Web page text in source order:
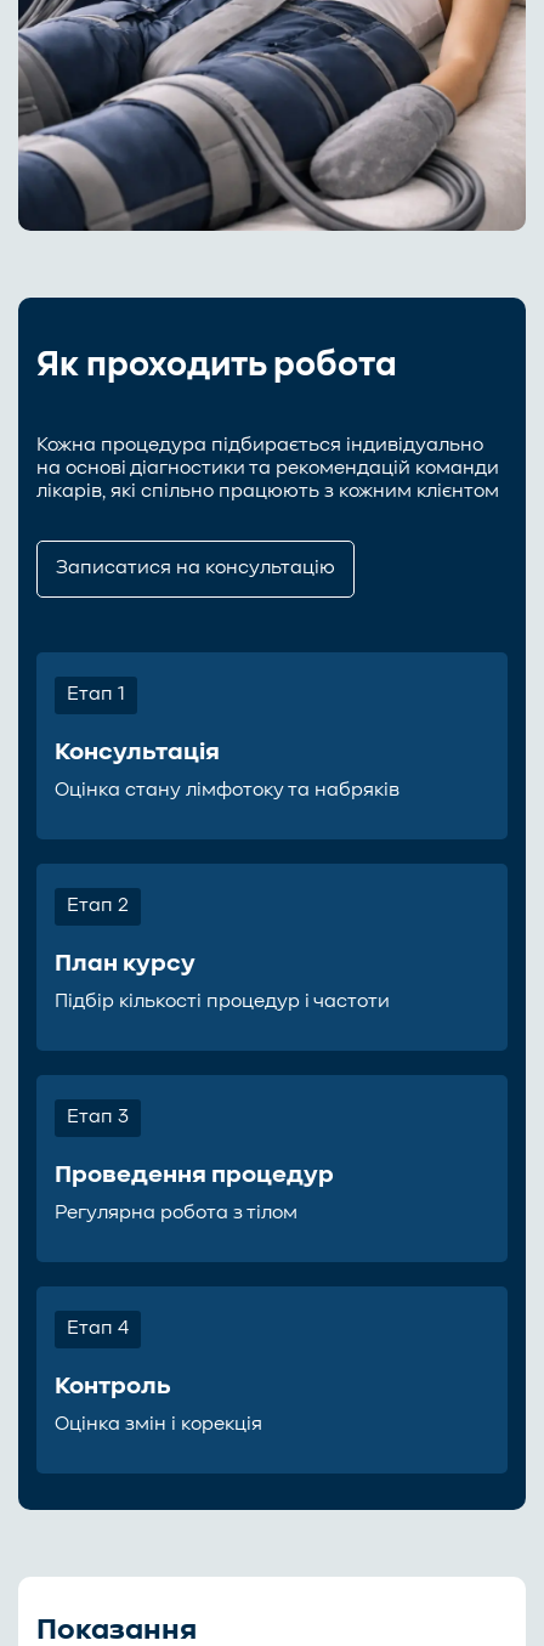
Як проходить робота
Кожна процедура підбирається індивідуально
на основі діагностики та рекомендацій команди
лікарів, які спільно працюють з кожним клієнтом
Записатися на консультацію
Етап 1
Консультація
Оцінка стану лімфотоку та набряків
Етап 2
План курсу
Підбір кількості процедур і частоти
Етап 3
Проведення процедур
Регулярна робота з тілом
Етап 4
Контроль
Оцінка змін і корекція
Показання